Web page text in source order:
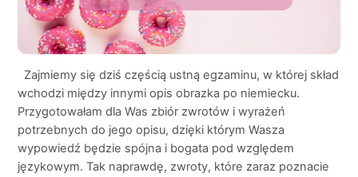
Zajmiemy się dziś częścią ustną egzaminu, w której skład
wchodzi między innymi opis obrazka po niemiecku.
Przygotowałam dla Was zbiór zwrotów i wyrażeń
potrzebnych do jego opisu, dzięki którym Wasza
wypowiedź będzie spójna i bogata pod względem
językowym. Tak naprawdę, zwroty, które zaraz poznacie